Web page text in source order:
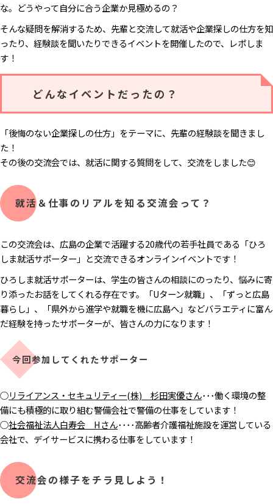
な。どうやって自分に合う企業か見極めるの？​
そんな疑問を解消するため、先輩と交流して就活や企業探しの仕方を知
ったり、経験談を聞いたりできるイベントを開催したので、レポしま
す！
どんなイベントだったの？
「後悔のない企業探しの仕方」をテーマに、先輩の経験談を聞きまし
た！
その後の交流会では、就活に関する質問をして、交流をしました😊
就活＆仕事のリアルを知る交流会って？
この交流会は、広島の企業で活躍する20歳代の若手社員である「ひろ
しま就活サポーター」と交流できるオンラインイベントです！
ひろしま就活サポーターは、学生の皆さんの相談にのったり、悩みに寄
り添ったお話をしてくれる存在です。「Uターン就職」、「ずっと広島
暮らし」、「県外から進学や就職を機に広島へ」などバラエティに富ん
だ経験を持ったサポーターが、皆さんの力になります！
今回参加してくれたサポーター
○リライアンス・セキュリティー(株) 杉田実優さん･･･働く環境の整
備にも積極的に取り組む警備会社で警備の仕事をしています！
○社会福祉法人白寿会 Hさん････高齢者介護福祉施設を運営している
会社で、デイサービスに携わる仕事をしています！
交流会の様子をチラ見しよう！